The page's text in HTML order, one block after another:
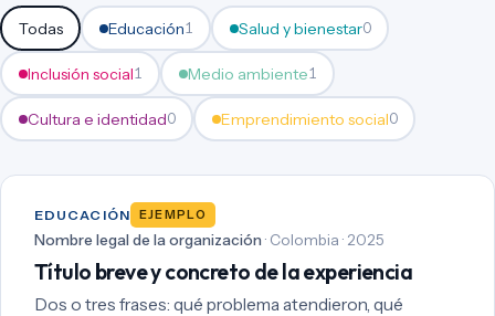
Todas Educación1 Salud y bienestar0
Inclusión social1 Medio ambiente1
Cultura e identidad0 Emprendimiento social0
EDUCACIÓN EJEMPLO
Nombre legal de la organización · Colombia · 2025
Título breve y concreto de la experiencia
Dos o tres frases: qué problema atendieron, qué